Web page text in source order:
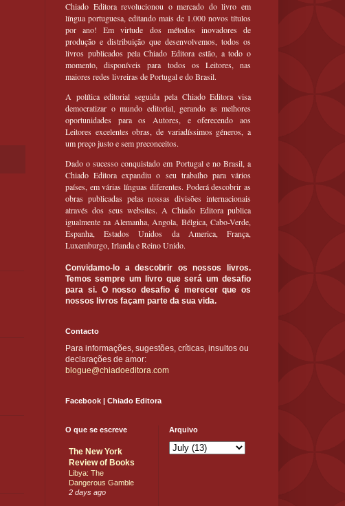
Chiado Editora revolucionou o mercado do livro em
língua portuguesa, editando mais de 1.000 novos títulos
por ano! Em virtude dos métodos inovadores de
produção e distribuição que desenvolvemos, todos os
livros publicados pela Chiado Editora estão, a todo o
momento, disponíveis para todos os Leitores, nas
maiores redes livreiras de Portugal e do Brasil.
A política editorial seguida pela Chiado Editora visa
democratizar o mundo editorial, gerando as melhores
oportunidades para os Autores, e oferecendo aos
Leitores excelentes obras, de variadíssimos géneros, a
um preço justo e sem preconceitos.
Dado o sucesso conquistado em Portugal e no Brasil, a
Chiado Editora expandiu o seu trabalho para vários
países, em várias línguas diferentes. Poderá descobrir as
obras publicadas pelas nossas divisões internacionais
através dos seus websites. A Chiado Editora publica
igualmente na Alemanha, Angola, Bélgica, Cabo-Verde,
Espanha, Estados Unidos da America, França,
Luxemburgo, Irlanda e Reino Unido.
Convidamo-lo a descobrir os nossos livros.
Temos sempre um livro que será um desafio
para si. O nosso desafio é merecer que os
nossos livros façam parte da sua vida.
Contacto
Para informações, sugestões, críticas, insultos ou
declarações de amor:
blogue@chiadoeditora.com
Facebook | Chiado Editora
O que se escreve
The New York
Review of Books
Libya: The
Dangerous Gamble
2 days ago
Arquivo